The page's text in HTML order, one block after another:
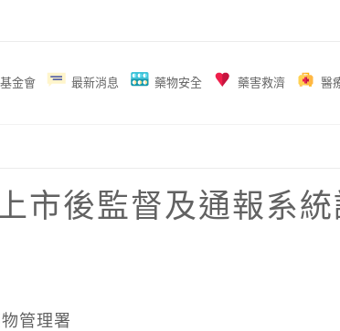
金會 最新消息 藥物安全 藥害救濟 醫
市後監督及通報系
管理署